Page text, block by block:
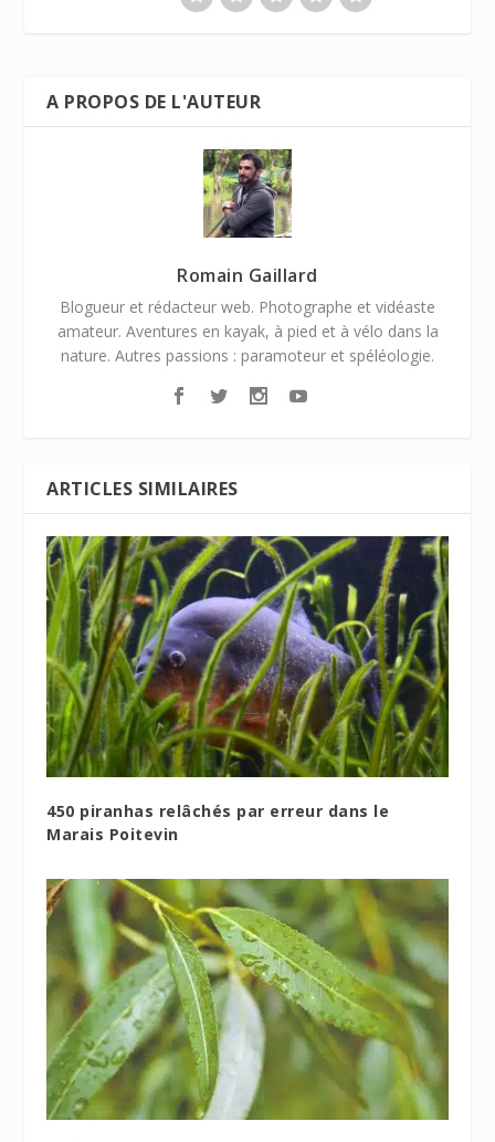
A PROPOS DE L'AUTEUR
Romain Gaillard
Blogueur et rédacteur web. Photographe et vidéaste
amateur. Aventures en kayak, à pied et à vélo dans la
nature. Autres passions : paramoteur et spéléologie.
ARTICLES SIMILAIRES
450 piranhas relâchés par erreur dans le
Marais Poitevin